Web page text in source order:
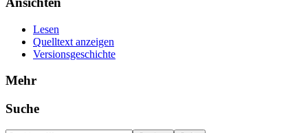
Lesen
Quelltext anzeigen
Versionsgeschichte
Mehr
Suche